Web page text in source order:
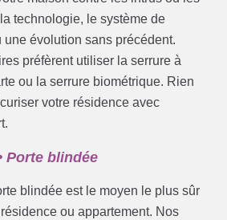
technologie, le système de
évolution sans précédent.
préfèrent utiliser la serrure à
ou la serrure biométrique. Rien
votre résidence avec
Porte blindée
blindée est le moyen le plus sûr
ou appartement. Nos